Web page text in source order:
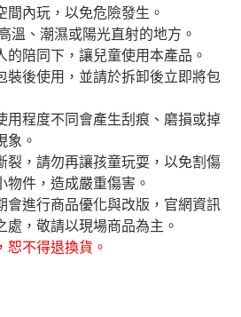
內玩，以免危險發生。
溫、潮濕或陽光直射的地方。​
的陪同下，讓兒童使用本產品。
裝後使用，並請於拆卸後立即將包
用程度不同會產生刮痕、磨損或掉
象。
裂，請勿再讓孩童玩耍，以免割傷
物件，造成嚴重傷害。
會進行商品優化與改版，官網資訊
處，敬請以現場商品為主。
不得退換貨。